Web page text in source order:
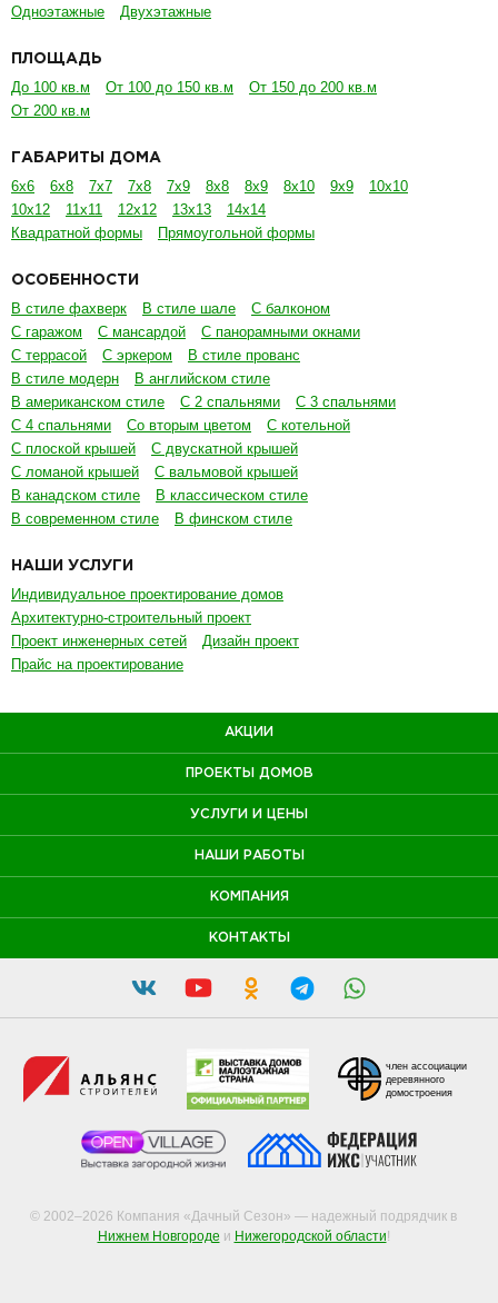
Одноэтажные Двухэтажные
ПЛОЩАДЬ
До 100 кв.м От 100 до 150 кв.м
От 150 до 200 кв.м
От 200 кв.м
ГАБАРИТЫ ДОМА
6х6 6х8 7х7 7х8 7х9 8х8 8х9 8х10 9х9
10х10
10х12
11х11 12х12 13х13
14х14
Квадратной формы
Прямоугольной формы
ОСОБЕННОСТИ
В стиле фахверк В стиле шале
С балконом
С гаражом
С мансардой
С панорамными окнами
С террасой
С эркером
В стиле прованс
В стиле модерн
В английском стиле
В американском стиле
С 2 спальнями
С 3 спальнями
С 4 спальнями
Со вторым цветом
С котельной
С плоской крышей
С двускатной крышей
С ломаной крышей
С вальмовой крышей
В канадском стиле
В классическом стиле
В современном стиле
В финском стиле
НАШИ УСЛУГИ
Индивидуальное проектирование домов
Архитектурно-строительный проект
Проект инженерных сетей
Дизайн проект
Прайс на проектирование
АКЦИИ
ПРОЕКТЫ ДОМОВ
УСЛУГИ И ЦЕНЫ
НАШИ РАБОТЫ
КОМПАНИЯ
КОНТАКТЫ
© 2002–2026 Компания «Дачный Сезон» — надежный подрядчик в
Нижнем Новгороде и Нижегородской области!
член ассоциации
деревянного
домостроения